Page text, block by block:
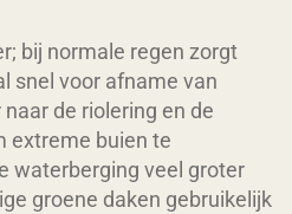
bij normale regen zorgt
snel voor afname van
de riolering en de
extreme buien te
waterberging veel groter
groene daken gebruikelijk